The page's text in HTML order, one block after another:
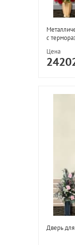
с
Цена
Дверь